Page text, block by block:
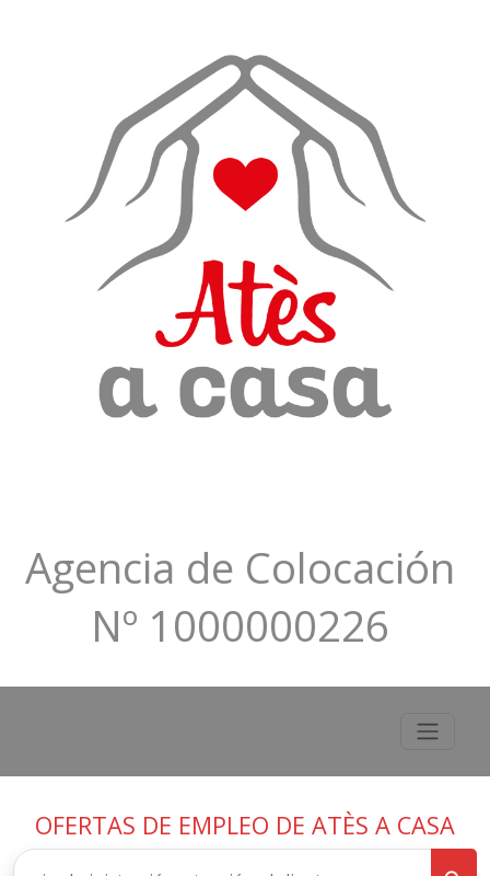
Agencia de Colocación
Nº 1000000226
OFERTAS DE EMPLEO DE ATÈS A CASA